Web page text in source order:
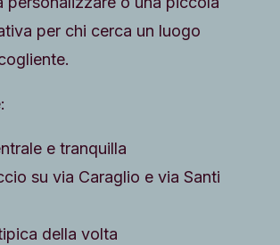
per chi cerca un luogo
e tranquilla
su via Caraglio e via Santi
della volta